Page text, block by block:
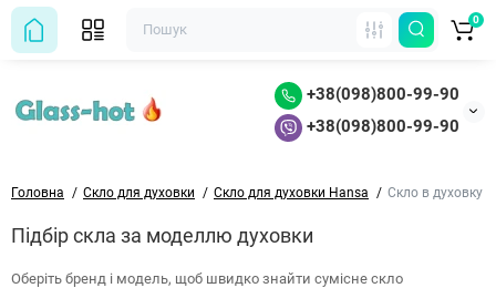
+38(098)800-99-90
+38(098)800-99-90
0
Головна Скло для духовки Скло для духовки Hansa Скло в духовку
Підбір скла за моделлю духовки
Оберіть бренд і модель, щоб швидко знайти сумісне скло